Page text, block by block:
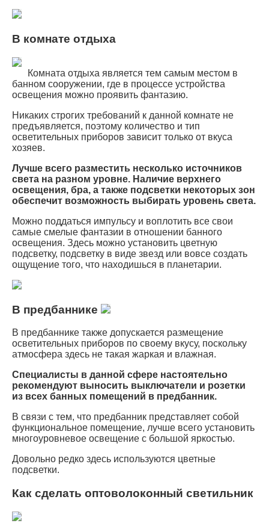
В комнате отдыха
Комната отдыха является тем самым местом в
банном сооружении, где в процессе устройства
освещения можно проявить фантазию.
Никаких строгих требований к данной комнате не
предъявляется, поэтому количество и тип
осветительных приборов зависит только от вкуса
хозяев.
Лучше всего разместить несколько источников
света на разном уровне. Наличие верхнего
освещения, бра, а также подсветки некоторых зон
обеспечит возможность выбирать уровень света.
Можно поддаться импульсу и воплотить все свои
самые смелые фантазии в отношении банного
освещения. Здесь можно установить цветную
подсветку, подсветку в виде звезд или вовсе создать
ощущение того, что находишься в планетарии.
В предбаннике
В предбаннике также допускается размещение
осветительных приборов по своему вкусу, поскольку
атмосфера здесь не такая жаркая и влажная.
Специалисты в данной сфере настоятельно
рекомендуют выносить выключатели и розетки
из всех банных помещений в предбанник.
В связи с тем, что предбанник представляет собой
функциональное помещение, лучше всего установить
многоуровневое освещение с большой яркостью.
Довольно редко здесь используются цветные
подсветки.
Как сделать оптоволоконный светильник